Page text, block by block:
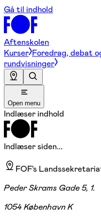
Gå til indhold
Aftenskolen
Kurser Foredrag, debat
rundvisninger
Open menu
Indlæser indhold
Indlæser siden...
FOF's
Peder Skrams Gade 5, 1.
1054 København K